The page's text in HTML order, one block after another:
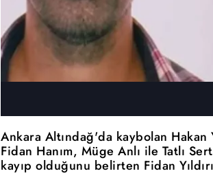
Ankara Altındağ'da kaybolan Hakan
Fidan Hanım, Müge Anlı ile Tatlı
kayıp olduğunu belirten Fidan